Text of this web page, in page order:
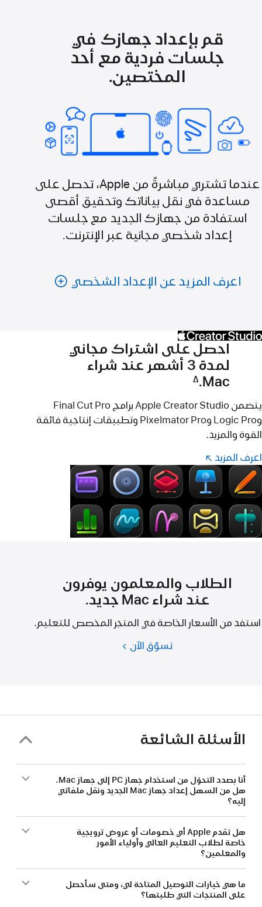
قم بإعداد جهازك في
جلسات فردية مع أحد
المختصين.
عندما تشتري مباشرةً من Apple، تحصل على
مساعدة في نقل بياناتك وتحقيق أقصى
استفادة من جهازك الجديد مع جلسات
إعداد شخصي مجانية عبر الإنترنت.
اعرف المزيد عن الإعداد الشخصي
احصل على اشتراك مجاني
لمدة 3 أشهر عند شراء
Mac.
∆
يتضمن Apple Creator Studio برامج Final Cut Pro
وLogic Pro وPixelmator Pro وتطبيقات إنتاجية فائقة
القوة والمزيد.
اعرف المزيد اعرف
المزيد
Creator Studio
(Opens
in
new
window)
الطلاب والمعلمون يوفرون
عند شراء Mac جديد.
استفد من الأسعار الخاصة في المتجر المخصص للتعليم.
تسوّق الآن الطلاب
Mac
الأسئلة الشائعة
أنا بصدد التحوّل من استخدام جهاز PC إلى جهاز Mac.
هل من السهل إعداد جهاز Mac الجديد ونقل ملفاتي
إليه؟
هل تقدم Apple أي خصومات أو عروض ترويجية
خاصة لطلاب التعليم العالي وأولياء الأمور
والمعلمين؟
ما هي خيارات التوصيل المتاحة لي، ومتى سأحصل
على المنتجات التي طلبتها؟